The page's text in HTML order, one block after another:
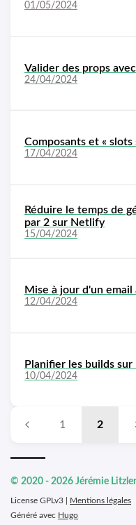
01/05/2024
Valider des props
24/04/2024
Composants et « slots
17/04/2024
Réduire le temps de
par 2 sur Netlify
15/04/2024
Mise à jour d'un
12/04/2024
Planifier les builds
10/04/2024
1 2
© 2020 - 2026 Jérémie Litzler
License GPLv3 | Mentions légales
Généré avec Hugo